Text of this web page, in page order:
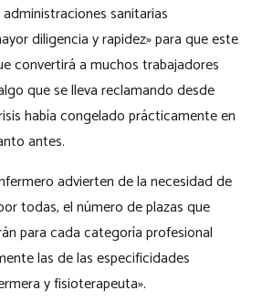
sanitarias
diligencia y rapidez» para que este
convertirá a muchos trabajadores
que se lleva reclamando desde
había congelado prácticamente en
antes.
advierten de la necesidad de
todas, el número de plazas que
para cada categoría profesional
las de las especificidades
y fisioterapeuta».